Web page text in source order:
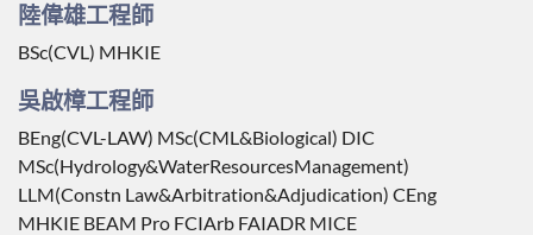
陸偉雄工程師
BSc(CVL) MHKIE
吳啟樟工程師
BEng(CVL-LAW) MSc(CML&Biological) DIC
MSc(Hydrology&WaterResourcesManagement)
LLM(Constn Law&Arbitration&Adjudication) CEng
MHKIE BEAM Pro FCIArb FAIADR MICE